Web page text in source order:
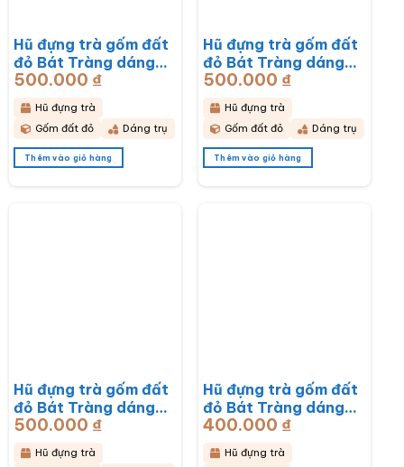
Hũ đựng trà gốm đất
đỏ Bát Tràng dáng
trụ hoạ tiết hoa mai
trắng BT-HĐT13
500.000 ₫
Hũ đựng trà
Gốm đất đỏ
Dáng trụ
Thêm vào giỏ hàng
Hũ đựng trà gốm đất
đỏ Bát Tràng dáng
trụ hoạ tiết hoa sen
BT-HĐT12
500.000 ₫
Hũ đựng trà
Gốm đất đỏ
Dáng trụ
Thêm vào giỏ hàng
Hũ đựng trà gốm đất
đỏ Bát Tràng dáng
bầu hoạ tiết thổ cẩm
BT-HĐT11
500.000 ₫
Hũ đựng trà
Hũ đựng trà gốm đất
đỏ Bát Tràng dáng
bầu hoạ tiết hoa cúc
hoạ mi trắng BT-
HĐT10
400.000 ₫
Hũ đựng trà